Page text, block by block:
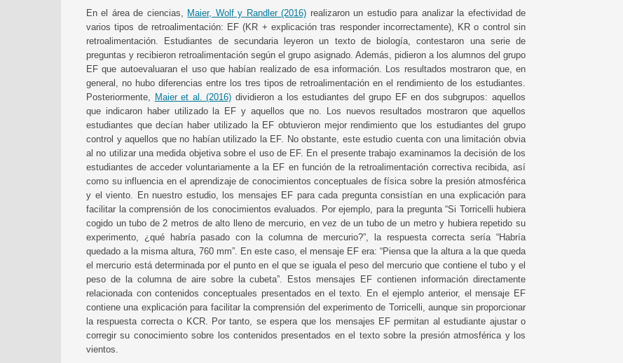
En el área de ciencias, Maier, Wolf y Randler (2016) realizaron un estudio para analizar la efectividad de
varios tipos de retroalimentación: EF (KR + explicación tras responder incorrectamente), KR o control sin
retroalimentación. Estudiantes de secundaria leyeron un texto de biología, contestaron una serie de
preguntas y recibieron retroalimentación según el grupo asignado. Además, pidieron a los alumnos del grupo
EF que autoevaluaran el uso que habían realizado de esa información. Los resultados mostraron que, en
general, no hubo diferencias entre los tres tipos de retroalimentación en el rendimiento de los estudiantes.
Posteriormente, Maier et al. (2016) dividieron a los estudiantes del grupo EF en dos subgrupos: aquellos
que indicaron haber utilizado la EF y aquellos que no. Los nuevos resultados mostraron que aquellos
estudiantes que decían haber utilizado la EF obtuvieron mejor rendimiento que los estudiantes del grupo
control y aquellos que no habían utilizado la EF. No obstante, este estudio cuenta con una limitación obvia
al no utilizar una medida objetiva sobre el uso de EF. En el presente trabajo examinamos la decisión de los
estudiantes de acceder voluntariamente a la EF en función de la retroalimentación correctiva recibida, así
como su influencia en el aprendizaje de conocimientos conceptuales de física sobre la presión atmosférica
y el viento. En nuestro estudio, los mensajes EF para cada pregunta consistían en una explicación para
facilitar la comprensión de los conocimientos evaluados. Por ejemplo, para la pregunta “Si Torricelli hubiera
cogido un tubo de 2 metros de alto lleno de mercurio, en vez de un tubo de un metro y hubiera repetido su
experimento, ¿qué habría pasado con la columna de mercurio?”, la respuesta correcta sería “Habría
quedado a la misma altura, 760 mm”. En este caso, el mensaje EF era: “Piensa que la altura a la que queda
el mercurio está determinada por el punto en el que se iguala el peso del mercurio que contiene el tubo y el
peso de la columna de aire sobre la cubeta”. Estos mensajes EF contienen información directamente
relacionada con contenidos conceptuales presentados en el texto. En el ejemplo anterior, el mensaje EF
contiene una explicación para facilitar la comprensión del experimento de Torricelli, aunque sin proporcionar
la respuesta correcta o KCR. Por tanto, se espera que los mensajes EF permitan al estudiante ajustar o
corregir su conocimiento sobre los contenidos presentados en el texto sobre la presión atmosférica y los
vientos.